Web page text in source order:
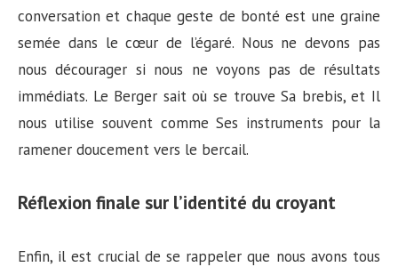
conversation et chaque geste de bonté est une graine
semée dans le cœur de l’égaré. Nous ne devons pas
nous décourager si nous ne voyons pas de résultats
immédiats. Le Berger sait où se trouve Sa brebis, et Il
nous utilise souvent comme Ses instruments pour la
ramener doucement vers le bercail.
Réflexion finale sur l’identité du croyant
Enfin, il est crucial de se rappeler que nous avons tous